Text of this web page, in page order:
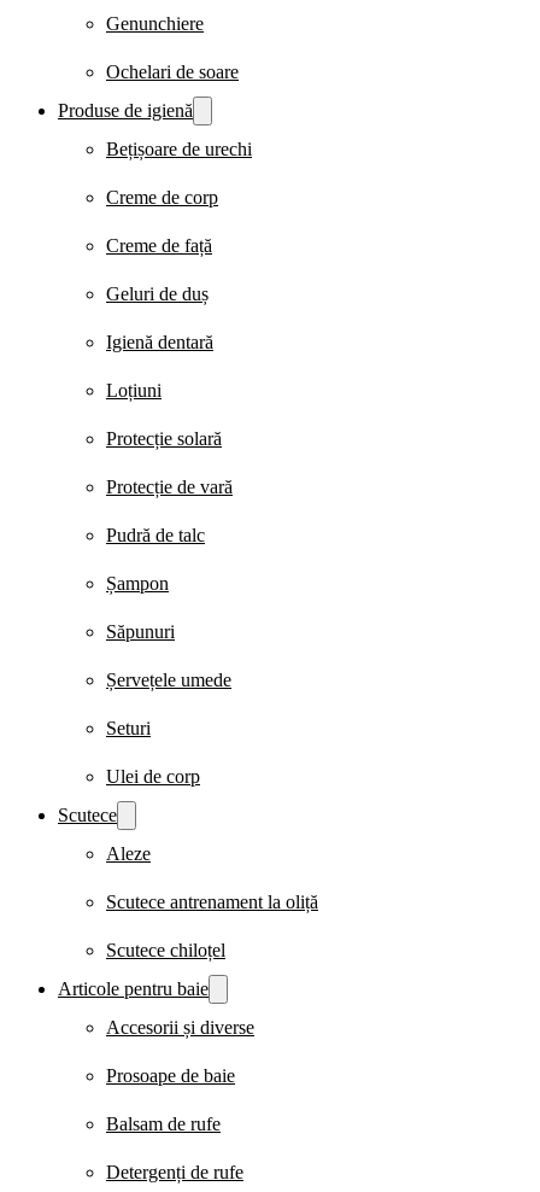
Genunchiere
Ochelari de soare
Produse de igienă
Bețișoare de urechi
Creme de corp
Creme de față
Geluri de duș
Igienă dentară
Loțiuni
Protecție solară
Protecție de vară
Pudră de talc
Șampon
Săpunuri
Șervețele umede
Seturi
Ulei de corp
Scutece
Aleze
Scutece antrenament la oliță
Scutece chiloțel
Articole pentru baie
Accesorii și diverse
Prosoape de baie
Balsam de rufe
Detergenți de rufe